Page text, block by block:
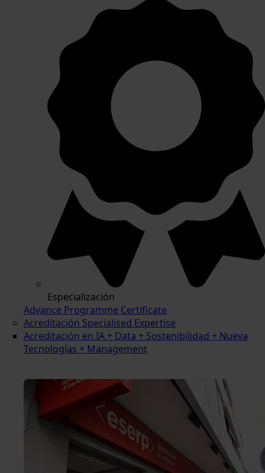
Especialización
Advance Programme Certificate
Acreditación Specialised Expertise
Acreditación en IA + Data + Sostenibilidad + Nueva
Tecnologías + Management